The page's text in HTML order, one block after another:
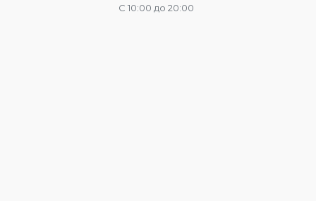
С 10:00 до 20:00